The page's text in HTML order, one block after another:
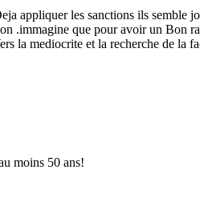
appliquer les sanctions ils semble
que pour avoir un Bon
la mediocrite et la recherche de
moins 50 ans!